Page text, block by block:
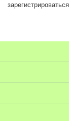
зарегистрироваться.